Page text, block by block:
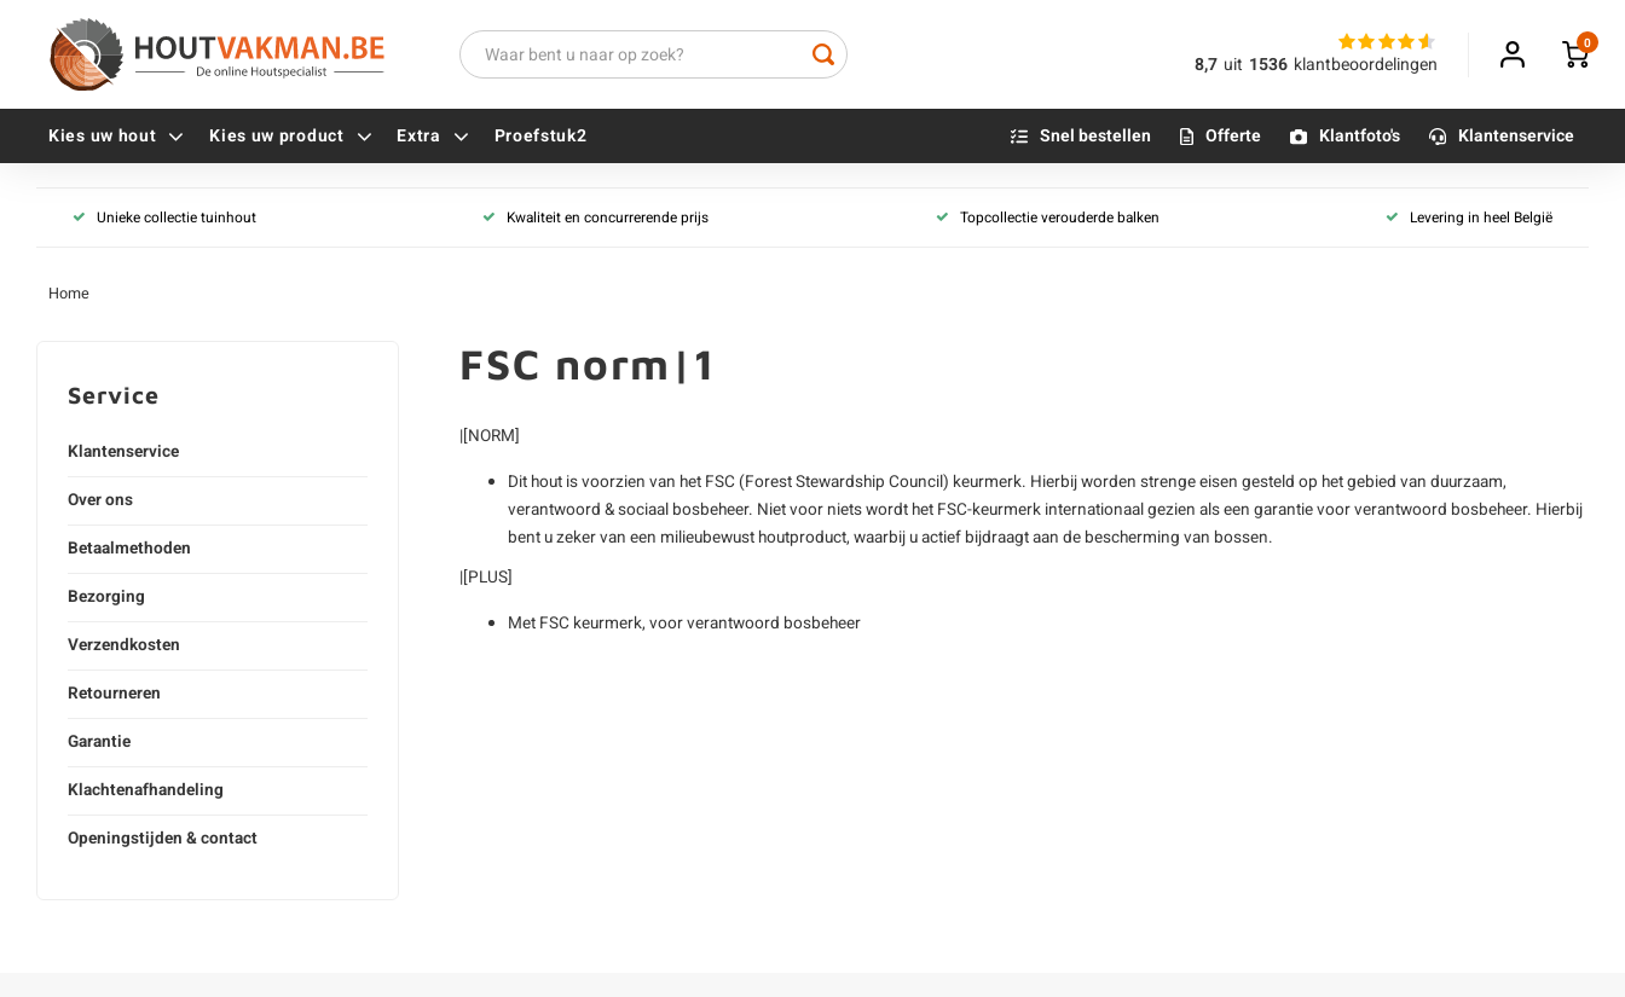
8,7 uit 1536 klantbeoordelingen
0
Kies uw hout Kies uw product Extra
Gevelschroeven
Verzinkte schroeven
Zwarte schroeven
Alle vijzen
Terrasdragers
Verbindingsstukken
Alle poten & onderstellen
Proefstuk2 Snel bestellen Offerte Klantfoto's Klantenservice
Unieke collectie tuinhout Kwaliteit en concurrerende prijs Topcollectie verouderde balken Levering in heel België
Home
Service
Klantenservice
Over ons
Betaalmethoden
Bezorging
Verzendkosten
Retourneren
Garantie
Klachtenafhandeling
Openingstijden & contact
FSC norm|1
|[NORM]
Dit hout is voorzien van het FSC (Forest Stewardship Council) keurmerk. Hierbij worden strenge eisen gesteld op het gebied van duurzaam,
verantwoord & sociaal bosbeheer. Niet voor niets wordt het FSC-keurmerk internationaal gezien als een garantie voor verantwoord bosbeheer. Hierbij
bent u zeker van een milieubewust houtproduct, waarbij u actief bijdraagt aan de bescherming van bossen.
|[PLUS]
Met FSC keurmerk, voor verantwoord bosbeheer